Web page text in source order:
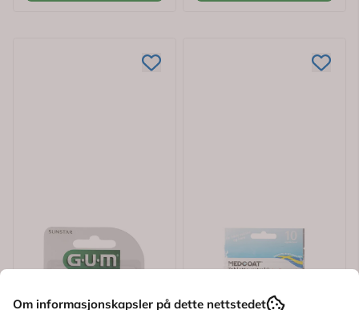
Om informasjonskapsler på dette nettstedet